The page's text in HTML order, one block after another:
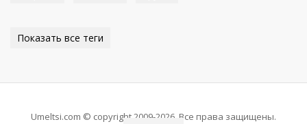
Показать все теги
Umeltsi.com © copyright 2009-2026. Все права защищены.